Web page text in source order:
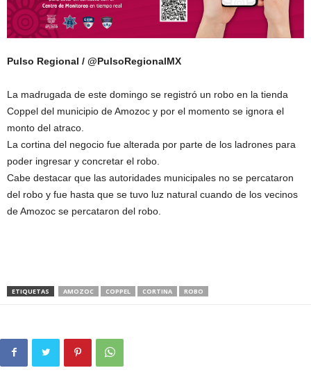
Pulso Regional / @PulsoRegionalMX
La madrugada de este domingo se registró un robo en la tienda
Coppel del municipio de Amozoc y por el momento se ignora el
monto del atraco.
La cortina del negocio fue alterada por parte de los ladrones para
poder ingresar y concretar el robo.
Cabe destacar que las autoridades municipales no se percataron
del robo y fue hasta que se tuvo luz natural cuando de los vecinos
de Amozoc se percataron del robo.
ETIQUETAS AMOZOC COPPEL CORTINA ROBO